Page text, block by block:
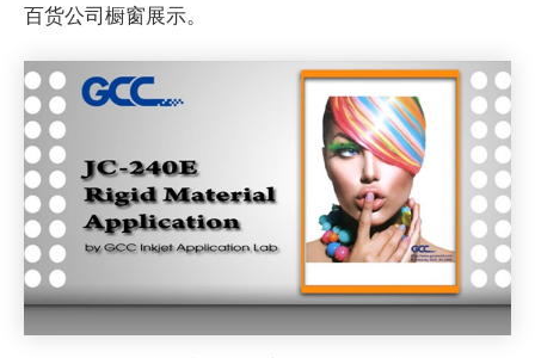
百货公司橱窗展示。